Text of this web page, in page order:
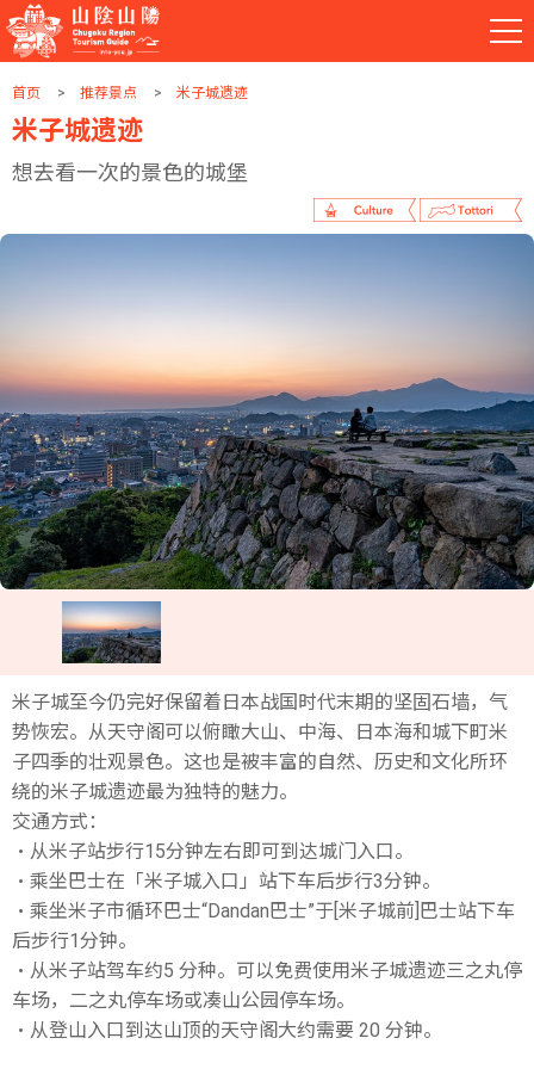
首页 推荐景点 米子城遗迹
米子城遗迹
想去看一次的景色的城堡
米子城至今仍完好保留着日本战国时代末期的坚固石墙，气
势恢宏。从天守阁可以俯瞰大山、中海、日本海和城下町米
子四季的壮观景色。这也是被丰富的自然、历史和文化所环
绕的米子城遗迹最为独特的魅力。
交通方式：
・从米子站步行15分钟左右即可到达城门入口。
・乘坐巴士在「米子城入口」站下车后步行3分钟。
・乘坐米子市循环巴士“Dandan巴士”于[米子城前]巴士站下车
后步行1分钟。
・从米子站驾车约5 分种。可以免费使用米子城遗迹三之丸停
车场，二之丸停车场或凑山公园停车场。
・从登山入口到达山顶的天守阁大约需要 20 分钟。